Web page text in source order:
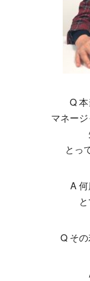
Q
マネー
とっ
A
Q そ